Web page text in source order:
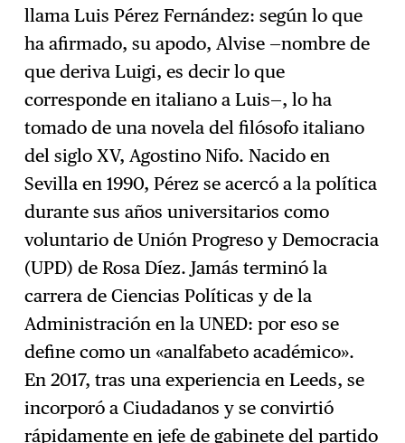
llama Luis Pérez Fernández: según lo que
ha afirmado, su apodo, Alvise —nombre de
que deriva Luigi, es decir lo que
corresponde en italiano a Luis—, lo ha
tomado de una novela del filósofo italiano
del siglo XV, Agostino Nifo. Nacido en
Sevilla en 1990, Pérez se acercó a la política
durante sus años universitarios como
voluntario de Unión Progreso y Democracia
(UPD) de Rosa Díez. Jamás terminó la
carrera de Ciencias Políticas y de la
Administración en la UNED: por eso se
define como un «analfabeto académico».
En 2017, tras una experiencia en Leeds, se
incorporó a Ciudadanos y se convirtió
rápidamente en jefe de gabinete del partido